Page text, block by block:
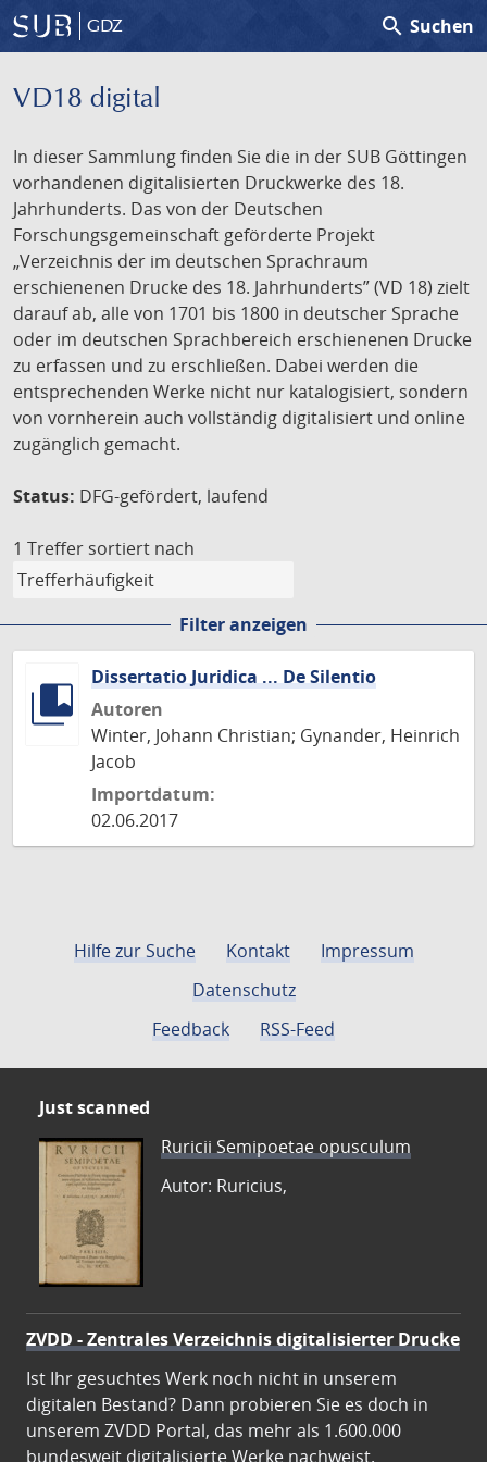
GDZ search Suchen
VD18 digital
In dieser Sammlung finden Sie die in der SUB Göttingen
vorhandenen digitalisierten Druckwerke des 18.
Jahrhunderts. Das von der Deutschen
Forschungsgemeinschaft geförderte Projekt
„Verzeichnis der im deutschen Sprachraum
erschienenen Drucke des 18. Jahrhunderts” (VD 18) zielt
darauf ab, alle von 1701 bis 1800 in deutscher Sprache
oder im deutschen Sprachbereich erschienenen Drucke
zu erfassen und zu erschließen. Dabei werden die
entsprechenden Werke nicht nur katalogisiert, sondern
von vornherein auch vollständig digitalisiert und online
zugänglich gemacht.
Status: DFG-gefördert, laufend
1 Treffer sortiert nach
Filter anzeigen
Dissertatio Juridica ... De Silentio
Autoren
Winter, Johann Christian; Gynander, Heinrich
Jacob
Importdatum:
02.06.2017
Hilfe zur Suche Kontakt
Impressum
Datenschutz
Feedback
RSS-Feed
Just scanned
Ruricii Semipoetae opusculum
Autor: Ruricius,
ZVDD - Zentrales Verzeichnis digitalisierter Drucke
Ist Ihr gesuchtes Werk noch nicht in unserem
digitalen Bestand? Dann probieren Sie es doch in
unserem ZVDD Portal, das mehr als 1.600.000
bundesweit digitalisierte Werke nachweist.